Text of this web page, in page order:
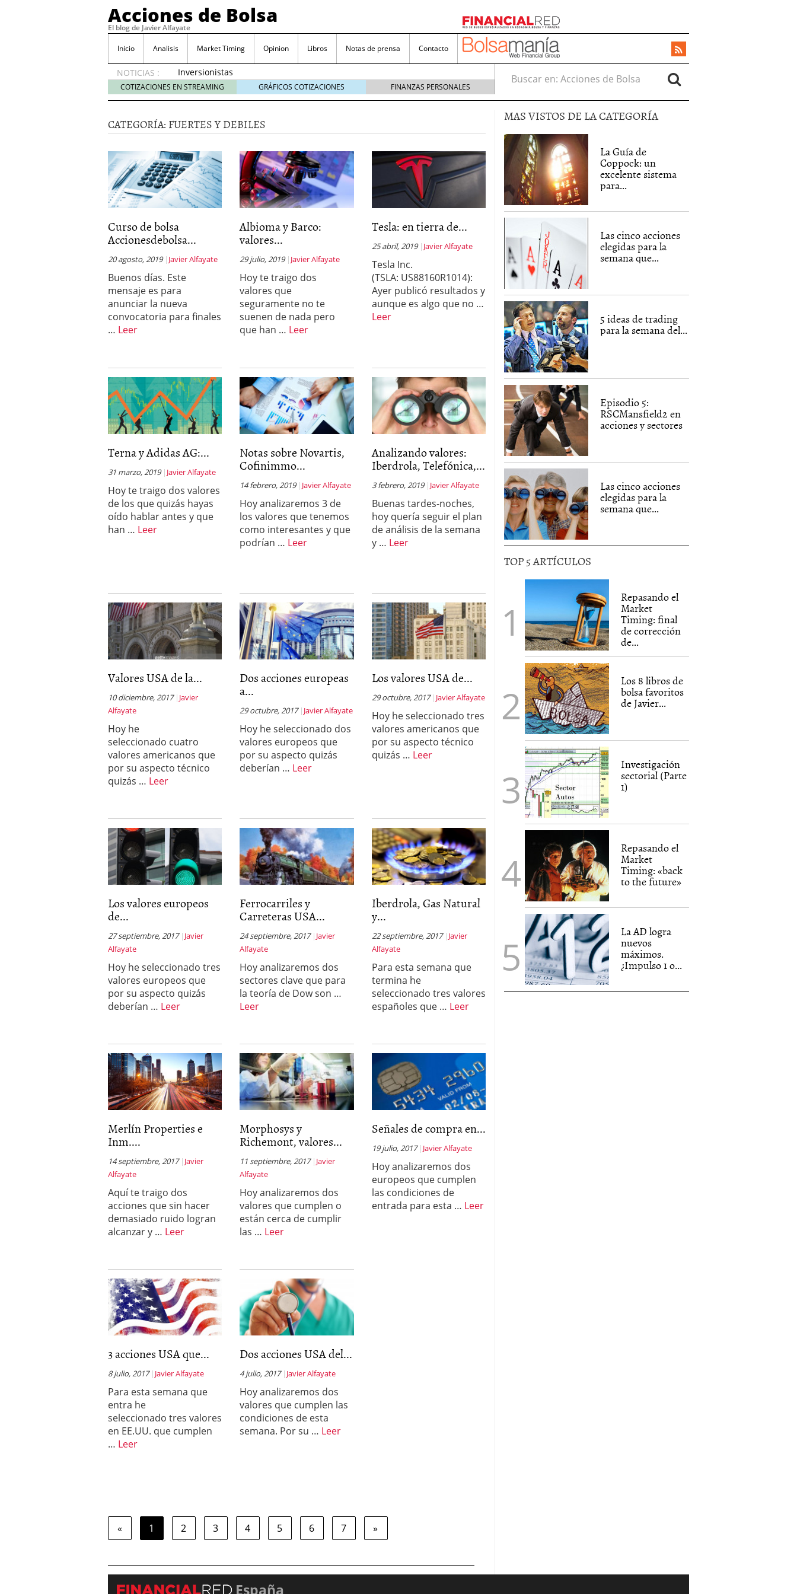
Acciones de Bolsa
El blog de Javier Alfayate
Inicio Analisis Market Timing Opinion Libros Notas de prensa Contacto
NOTICIAS :
Inversionistas
VIP en
México
creciente
interés
mayo 8,
2026
Qué es una acción infravalorada y por qué no hay que perderlas de vista
noviembre 30, 2024
Entendiendo los ETF de Bitcoin noviembre 22, 2024
noviembre 12, 2024
Descubre RealAdvisor: Una poderosa herramienta para tus inversiones
COTIZACIONES EN STREAMING GRÁFICOS COTIZACIONES FINANZAS PERSONALES
Buscar en:
CATEGORÍA: FUERTES Y DEBILES
Curso de bolsa
Accionesdebolsa...
20 agosto, 2019 Javier Alfayate
Buenos días. Este
mensaje es para
anunciar la nueva
convocatoria para finales
… Leer
Albioma y Barco:
valores...
29 julio, 2019 Javier Alfayate
Hoy te traigo dos
valores que
seguramente no te
suenen de nada pero
que han … Leer
Tesla: en tierra de...
25 abril, 2019 Javier Alfayate
Tesla Inc.
(TSLA: US88160R1014):
Ayer publicó resultados y
aunque es algo que no …
Leer
Terna y Adidas AG:...
31 marzo, 2019 Javier Alfayate
Hoy te traigo dos valores
de los que quizás hayas
oído hablar antes y que
han … Leer
Notas sobre Novartis,
Cofinimmo...
14 febrero, 2019 Javier Alfayate
Hoy analizaremos 3 de
los valores que tenemos
como interesantes y que
podrían … Leer
Analizando valores:
Iberdrola, Telefónica,...
3 febrero, 2019 Javier Alfayate
Buenas tardes-noches,
hoy quería seguir el plan
de análisis de la semana
y … Leer
Valores USA de la...
10 diciembre, 2017
Javier
Alfayate
Hoy he
seleccionado cuatro
valores americanos que
por su aspecto técnico
quizás … Leer
Dos acciones europeas
a...
29 octubre, 2017 Javier Alfayate
Hoy he seleccionado dos
valores europeos que
por su aspecto quizás
deberían … Leer
Los valores USA de...
29 octubre, 2017 Javier Alfayate
Hoy he seleccionado tres
valores americanos que
por su aspecto técnico
quizás … Leer
Los valores europeos
de...
27 septiembre, 2017
Javier
Alfayate
Hoy he seleccionado tres
valores europeos que
por su aspecto quizás
deberían … Leer
Ferrocarriles y
Carreteras USA...
24 septiembre, 2017 Javier
Alfayate
Hoy analizaremos dos
sectores clave que para
la teoría de Dow son …
Leer
Iberdrola, Gas Natural
y...
22 septiembre, 2017
Javier
Alfayate
Para esta semana que
termina he
seleccionado tres valores
españoles que … Leer
Merlín Properties e
Inm....
14 septiembre, 2017
Javier
Alfayate
Aquí te traigo dos
acciones que sin hacer
demasiado ruido logran
alcanzar y … Leer
Morphosys y
Richemont, valores...
11 septiembre, 2017 Javier
Alfayate
Hoy analizaremos dos
valores que cumplen o
están cerca de cumplir
las … Leer
Señales de compra en...
19 julio, 2017 Javier Alfayate
Hoy analizaremos dos
europeos que cumplen
las condiciones de
entrada para esta … Leer
3 acciones USA que...
8 julio, 2017 Javier Alfayate
Para esta semana que
entra he
seleccionado tres valores
en EE.UU. que cumplen
… Leer
Dos acciones USA del...
4 julio, 2017 Javier Alfayate
Hoy analizaremos dos
valores que cumplen las
condiciones de esta
semana. Por su … Leer
« 1 2 3 4 5 6 7 »
MAS VISTOS DE LA CATEGORÍA
La Guía de
Coppock: un
excelente sistema
para...
Las cinco acciones
elegidas para la
semana que...
5 ideas de trading
para la semana del...
Episodio 5:
RSCMansfield2 en
acciones y sectores
Las cinco acciones
elegidas para la
semana que...
TOP 5 ARTÍCULOS
Repasando el
Market
Timing: final
de corrección
de...
Los 8 libros de
bolsa favoritos
de Javier...
Investigación
sectorial (Parte
1)
Repasando el
Market
Timing: «back
to the future»
La AD logra
nuevos
máximos.
¿Impulso 1 o...
España